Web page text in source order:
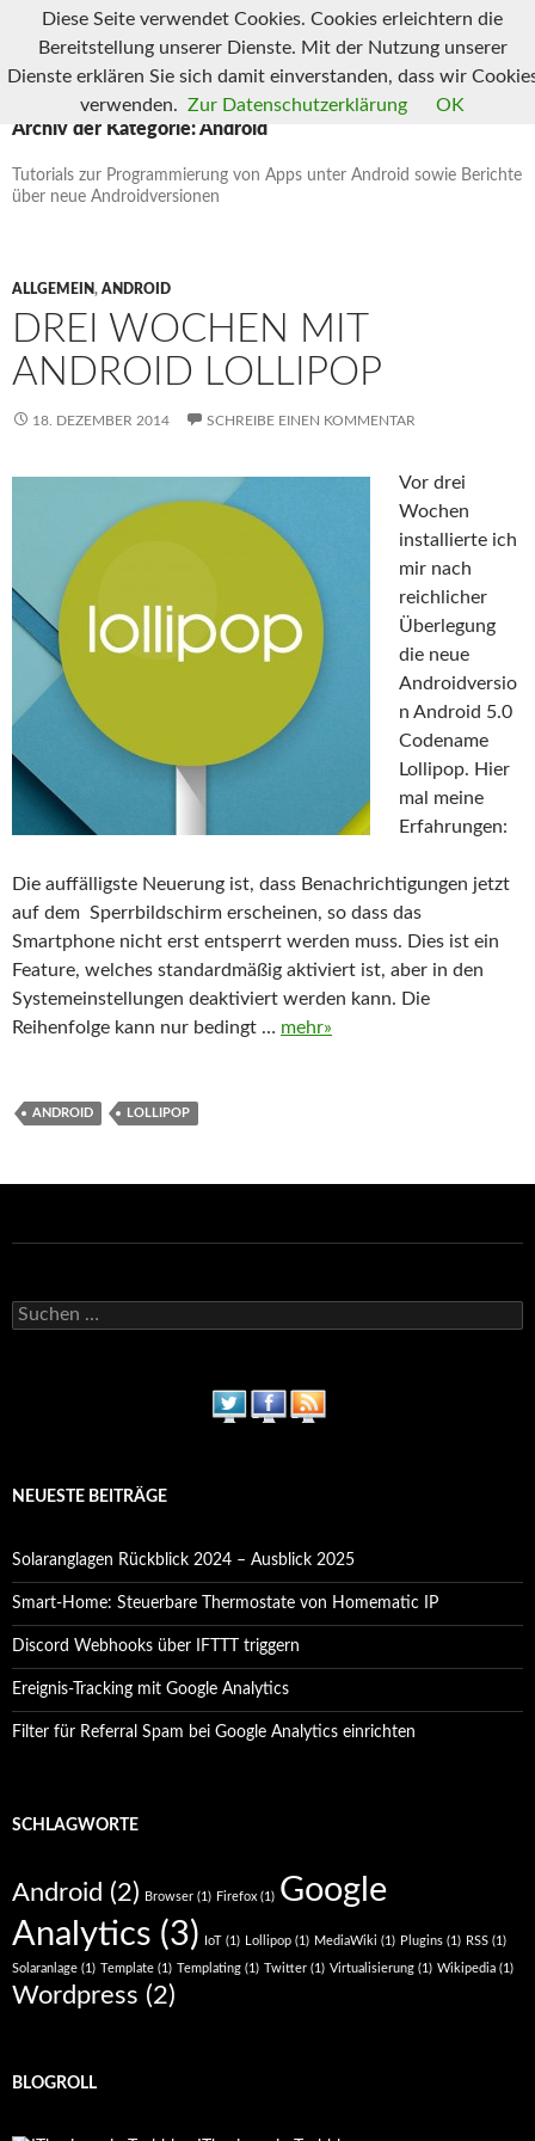
Die Zauberschmiede
Suchen
SPRINGE
ZUM
Archiv der Kategorie: Android
Tutorials zur Programmierung von Apps unter Android sowie Berichte
über neue Androidversionen
ALLGEMEIN, ANDROID
DREI WOCHEN MIT
ANDROID LOLLIPOP
18. DEZEMBER 2014 SCHREIBE EINEN KOMMENTAR
Vor drei
Wochen
installierte ich
mir nach
reichlicher
Überlegung
die neue
Androidversio
n Android 5.0
Codename
Lollipop. Hier
mal meine
Erfahrungen:
Die auffälligste Neuerung ist, dass Benachrichtigungen jetzt
auf dem Sperrbildschirm erscheinen, so dass das
Smartphone nicht erst entsperrt werden muss. Dies ist ein
Feature, welches standardmäßig aktiviert ist, aber in den
Systemeinstellungen deaktiviert werden kann. Die
Reihenfolge kann nur bedingt … mehr»
ANDROID LOLLIPOP
Suchen
nach:
NEUESTE BEITRÄGE
Solaranglagen Rückblick 2024 – Ausblick 2025
Smart-Home: Steuerbare Thermostate von Homematic IP
Discord Webhooks über IFTTT triggern
Ereignis-Tracking mit Google Analytics
Filter für Referral Spam bei Google Analytics einrichten
SCHLAGWORTE
Android (2) Browser (1) Firefox (1) Google
Analytics (3) IoT (1) Lollipop (1) MediaWiki (1) Plugins (1) RSS (1)
Solaranlage (1) Template (1) Templating (1) Twitter (1) Virtualisierung (1) Wikipedia (1)
Wordpress (2)
BLOGROLL
Diese Seite verwendet Cookies. Cookies erleichtern die
Bereitstellung unserer Dienste. Mit der Nutzung unserer
Dienste erklären Sie sich damit einverstanden, dass wir
verwenden. Zur Datenschutzerklärung OK